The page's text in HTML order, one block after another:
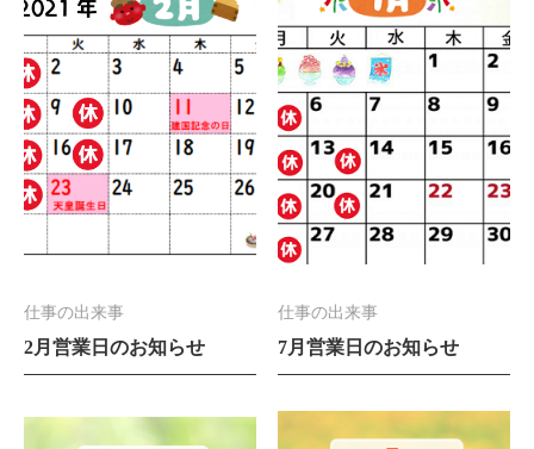
仕事の出来事
2月営業日のお知らせ
仕事の出来事
7月営業日のお知らせ